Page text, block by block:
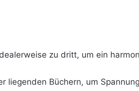
zu dritt, um ein
liegenden Büchern, um